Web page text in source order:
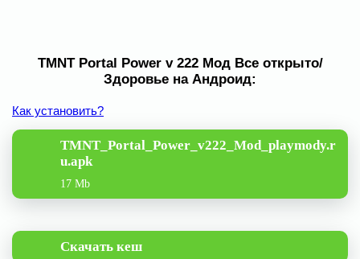
TMNT Portal Power v 222 Мод Все открыто/
Здоровье на Андроид:
Как установить?
TMNT_Portal_Power_v222_Mod_playmody.r
u.apk
17 Mb
Скачать кеш